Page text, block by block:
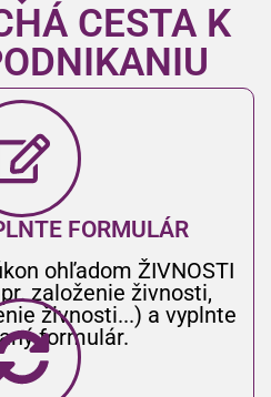
CESTA K
FORMULÁR
ohľadom ŽIVNOSTI
založenie živnosti,
živnosti...) a vyplnte
formulár.